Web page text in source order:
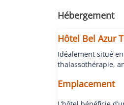
Hébergement
Hôtel Bel Azur
Idéalement situé
thalassothérapie,
Emplacement